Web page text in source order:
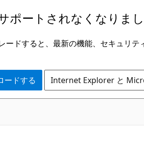
ポートされなくなりまし
ドすると、最新の機能、セキュリテ
ードする Internet Explorer と